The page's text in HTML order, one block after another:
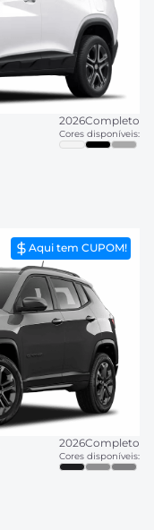
2026Completo
Cores disponíveis:
Aqui tem CUPOM!
2026Completo
Cores disponíveis: